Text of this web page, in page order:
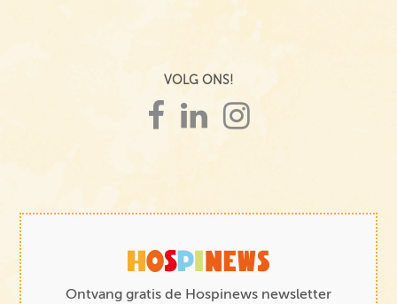
VOLG ONS!
Ontvang gratis de Hospinews newsletter